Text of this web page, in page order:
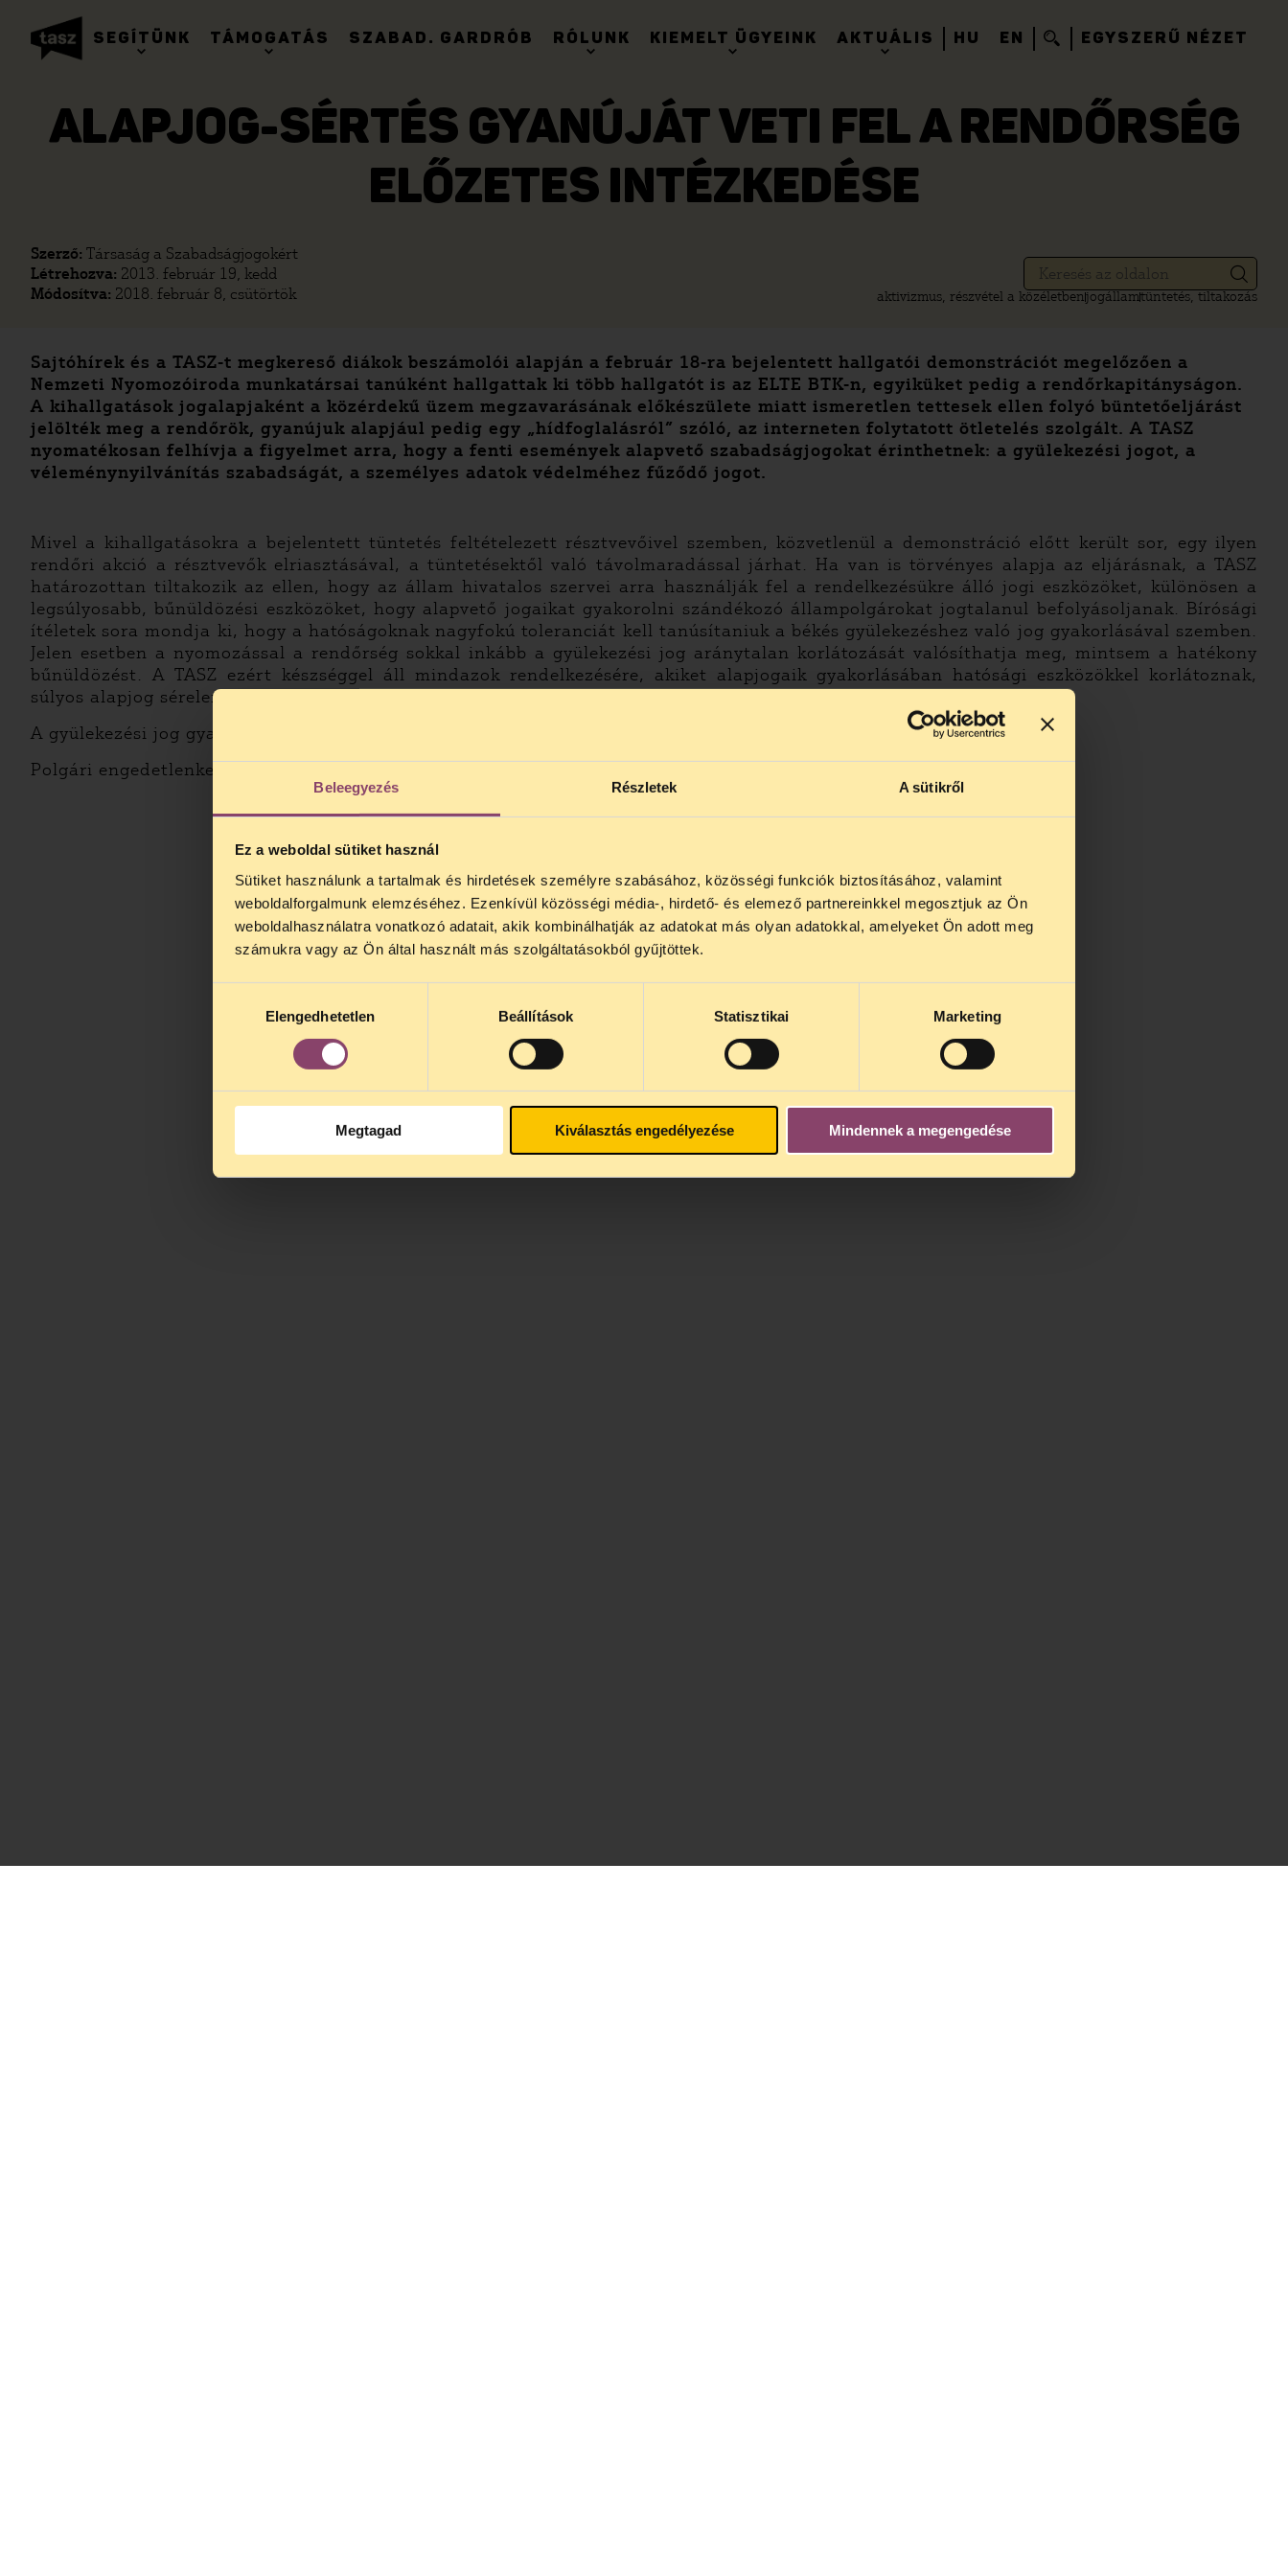
Beleegyezés Részletek A sütikről
Ez a weboldal sütiket használ
Sütiket használunk a tartalmak és hirdetések személyre szabásához, közösségi funkciók biztosításához, valamint
weboldalforgalmunk elemzéséhez. Ezenkívül közösségi média-, hirdető- és elemező partnereinkkel megosztjuk az Ön
weboldalhasználatra vonatkozó adatait, akik kombinálhatják az adatokat más olyan adatokkal, amelyeket Ön adott meg
számukra vagy az Ön által használt más szolgáltatásokból gyűjtöttek.
kiválasztásaElengedhetetlen Beállítások Statisztikai Marketing
Megtagad Kiválasztás engedélyezése Mindennek a megengedése
SEGÍTÜNK TÁMOGATÁS SZABAD. GARDRÓB RÓLUNK KIEMELT ÜGYEINK AKTUÁLIS HU EN EGYSZERŰ NÉZET
ALAPJOG-SÉRTÉS GYANÚJÁT VETI FEL A RENDŐRSÉG
ELŐZETES INTÉZKEDÉSE
Szerző: Társaság a Szabadságjogokért
Létrehozva: 2013. február 19, kedd
Módosítva: 2018. február 8, csütörtök aktivizmus, részvétel a közéletbenjogállamtüntetés, tiltakozás
Sajtóhírek és a TASZ-t megkereső diákok beszámolói alapján a február 18-ra bejelentett hallgatói demonstrációt megelőzően a
Nemzeti Nyomozóiroda munkatársai tanúként hallgattak ki több hallgatót is az ELTE BTK-n, egyiküket pedig a rendőrkapitányságon.
A kihallgatások jogalapjaként a közérdekű üzem megzavarásának előkészülete miatt ismeretlen tettesek ellen folyó büntetőeljárást
jelölték meg a rendőrök, gyanújuk alapjául pedig egy „hídfoglalásról” szóló, az interneten folytatott ötletelés szolgált. A TASZ
nyomatékosan felhívja a figyelmet arra, hogy a fenti események alapvető szabadságjogokat érinthetnek: a gyülekezési jogot, a
véleménynyilvánítás szabadságát, a személyes adatok védelméhez fűződő jogot.
Mivel a kihallgatásokra a bejelentett tüntetés feltételezett résztvevőivel szemben, közvetlenül a demonstráció előtt került sor, egy ilyen
rendőri akció a résztvevők elriasztásával, a tüntetésektől való távolmaradással járhat. Ha van is törvényes alapja az eljárásnak, a TASZ
határozottan tiltakozik az ellen, hogy az állam hivatalos szervei arra használják fel a rendelkezésükre álló jogi eszközöket, különösen a
legsúlyosabb, bűnüldözési eszközöket, hogy alapvető jogaikat gyakorolni szándékozó állampolgárokat jogtalanul befolyásoljanak. Bírósági
ítéletek sora mondja ki, hogy a hatóságoknak nagyfokú toleranciát kell tanúsítaniuk a békés gyülekezéshez való jog gyakorlásával szemben.
Jelen esetben a nyomozással a rendőrség sokkal inkább a gyülekezési jog aránytalan korlátozását valósíthatja meg, mintsem a hatékony
bűnüldözést. A TASZ ezért készséggel áll mindazok rendelkezésére, akiket alapjogaik gyakorlásában hatósági eszközökkel korlátoznak,
súlyos alapjog sérelem esetén ingyenes jogsegélyt biztosít.
A gyülekezési jog gyakorlásával kapcsolatos részletes információkért
Polgári engedetlenkedőknek szóló tanácsainkat pedig
TELEFONOS JOGSEGÉLY SZÜNET!
Kedves érdeklődő, Tájékoztatjuk, hogy
telefonos jogsegélyünk július 27 és
augusztus 24 között szünetel
. Az első telefonos jogsegély
augusztus 25-én
kedden, 13 és 15 óra között lesz
jogsegely@tasz.hu
alatt is elér minket.